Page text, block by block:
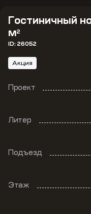
Гостиничный
м2
ID: 26052
Акция
Проект
Литер
Подъезд
Этаж